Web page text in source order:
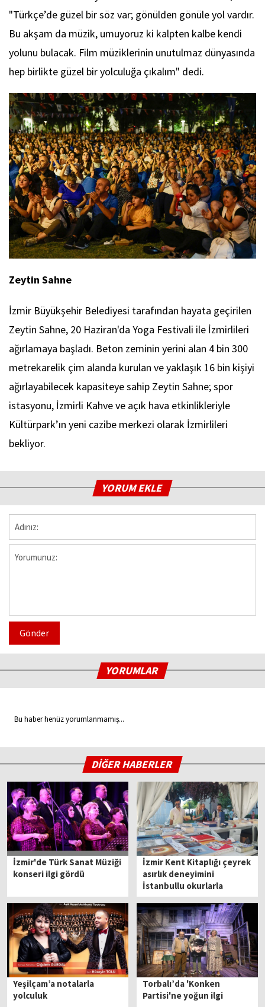
"Türkçe’de güzel bir söz var; gönülden gönüle yol vardır.
Bu akşam da müzik, umuyoruz ki kalpten kalbe kendi
yolunu bulacak. Film müziklerinin unutulmaz dünyasında
hep birlikte güzel bir yolculuğa çıkalım" dedi.
Zeytin Sahne
İzmir Büyükşehir Belediyesi tarafından hayata geçirilen
Zeytin Sahne, 20 Haziran'da Yoga Festivali ile İzmirlileri
ağırlamaya başladı. Beton zeminin yerini alan 4 bin 300
metrekarelik çim alanda kurulan ve yaklaşık 16 bin kişiyi
ağırlayabilecek kapasiteye sahip Zeytin Sahne; spor
istasyonu, İzmirli Kahve ve açık hava etkinlikleriyle
Kültürpark’ın yeni cazibe merkezi olarak İzmirlileri
bekliyor.
YORUM EKLE
Gönder
YORUMLAR
Bu haber henüz yorumlanmamış...
DİĞER HABERLER
İzmir'de Türk Sanat Müziği
konseri ilgi gördü
İzmir Kent Kitaplığı çeyrek
asırlık deneyimini
İstanbullu okurlarla
buluşturdu
Yeşilçam’a notalarla
yolculuk
Torbalı’da 'Konken
Partisi'ne yoğun ilgi